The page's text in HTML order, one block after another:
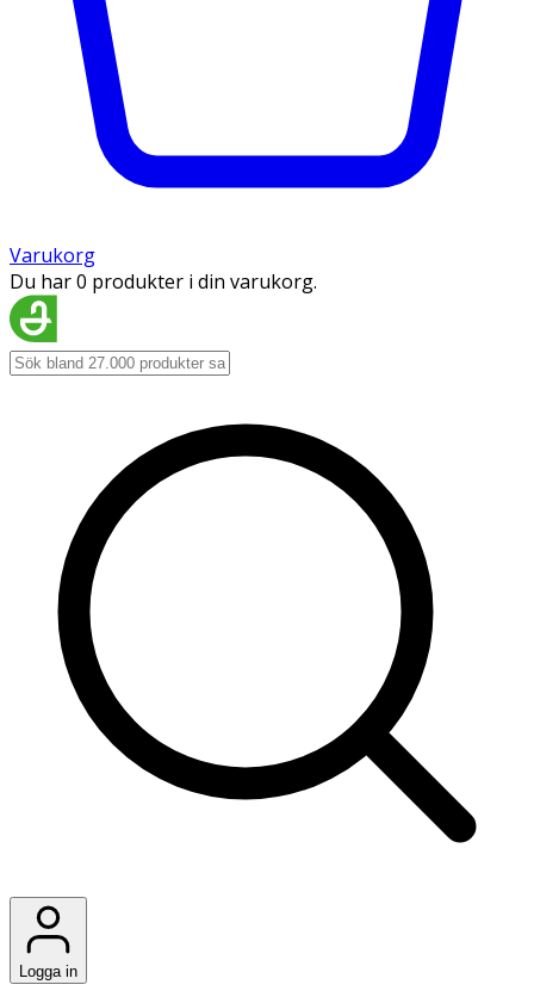
Varukorg
Du har 0 produkter i din varukorg.
Logga in